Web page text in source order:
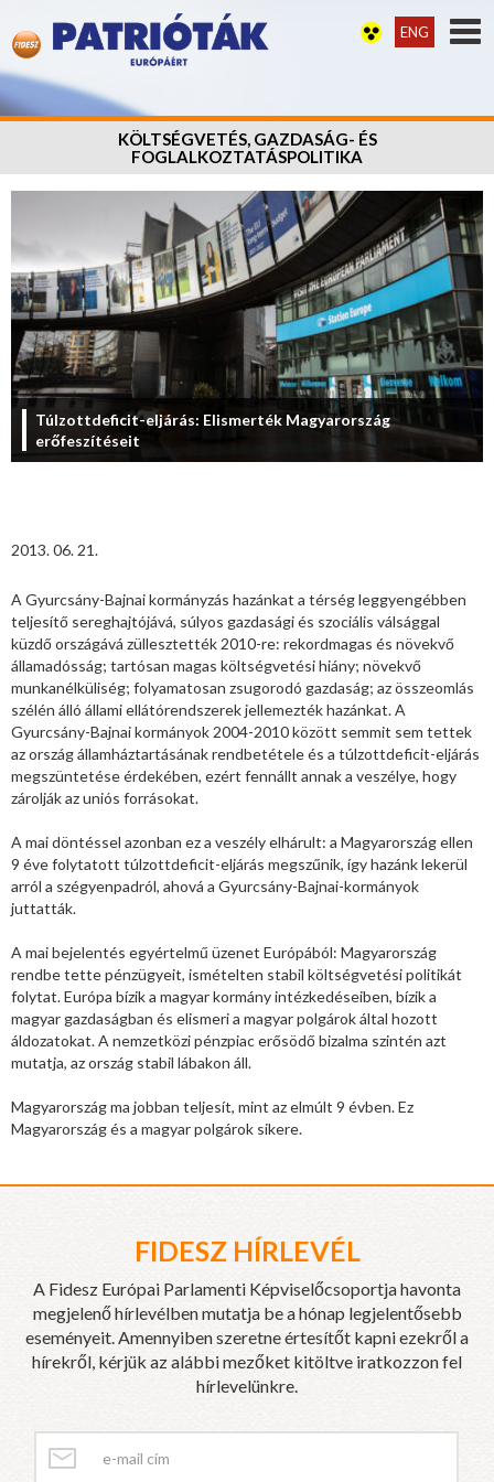
ENG
KÖLTSÉGVETÉS, GAZDASÁG- ÉS
FOGLALKOZTATÁSPOLITIKA
Túlzottdeficit-eljárás: Elismerték Magyarország
erőfeszítéseit
2013. 06. 21.
A Gyurcsány-Bajnai kormányzás hazánkat a térség leggyengébben
teljesítő sereghajtójává, súlyos gazdasági és szociális válsággal
küzdő országává züllesztették 2010-re: rekordmagas és növekvő
államadósság; tartósan magas költségvetési hiány; növekvő
munkanélküliség; folyamatosan zsugorodó gazdaság; az összeomlás
szélén álló állami ellátórendszerek jellemezték hazánkat. A
Gyurcsány-Bajnai kormányok 2004-2010 között semmit sem tettek
az ország államháztartásának rendbetétele és a túlzottdeficit-eljárás
megszüntetése érdekében, ezért fennállt annak a veszélye, hogy
zárolják az uniós forrásokat.
A mai döntéssel azonban ez a veszély elhárult: a Magyarország ellen
9 éve folytatott túlzottdeficit-eljárás megszűnik, így hazánk lekerül
arról a szégyenpadról, ahová a Gyurcsány-Bajnai-kormányok
juttatták.
A mai bejelentés egyértelmű üzenet Európából: Magyarország
rendbe tette pénzügyeit, ismételten stabil költségvetési politikát
folytat. Európa bízik a magyar kormány intézkedéseiben, bízik a
magyar gazdaságban és elismeri a magyar polgárok által hozott
áldozatokat. A nemzetközi pénzpiac erősödő bizalma szintén azt
mutatja, az ország stabil lábakon áll.
Magyarország ma jobban teljesít, mint az elmúlt 9 évben. Ez
Magyarország és a magyar polgárok sikere.
FIDESZ HÍRLEVÉL
A Fidesz Európai Parlamenti Képviselőcsoportja havonta
megjelenő hírlevélben mutatja be a hónap legjelentősebb
eseményeit. Amennyiben szeretne értesítőt kapni ezekről a
hírekről, kérjük az alábbi mezőket kitöltve iratkozzon fel
hírlevelünkre.